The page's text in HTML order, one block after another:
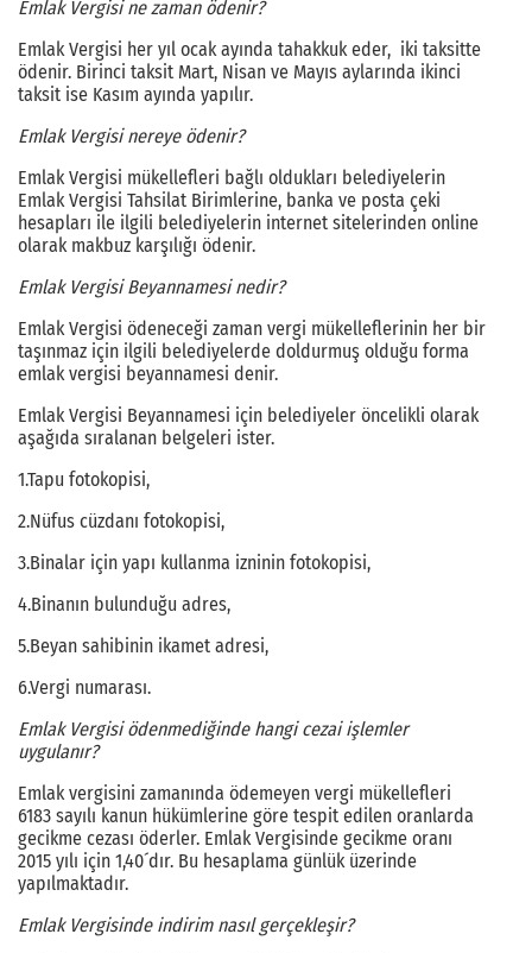
Emlak Vergisi ne zaman ödenir?
Emlak Vergisi her yıl ocak ayında tahakkuk eder, iki taksitte
ödenir. Birinci taksit Mart, Nisan ve Mayıs aylarında ikinci
taksit ise Kasım ayında yapılır.
Emlak Vergisi nereye ödenir?
Emlak Vergisi mükellefleri bağlı oldukları belediyelerin
Emlak Vergisi Tahsilat Birimlerine, banka ve posta çeki
hesapları ile ilgili belediyelerin internet sitelerinden online
olarak makbuz karşılığı ödenir.
Emlak Vergisi Beyannamesi nedir?
Emlak Vergisi ödeneceği zaman vergi mükelleflerinin her bir
taşınmaz için ilgili belediyelerde doldurmuş olduğu forma
emlak vergisi beyannamesi denir.
Emlak Vergisi Beyannamesi için belediyeler öncelikli olarak
aşağıda sıralanan belgeleri ister.
1.Tapu fotokopisi,
2.Nüfus cüzdanı fotokopisi,
3.Binalar için yapı kullanma izninin fotokopisi,
4.Binanın bulunduğu adres,
5.Beyan sahibinin ikamet adresi,
6.Vergi numarası.
Emlak Vergisi ödenmediğinde hangi cezai işlemler
uygulanır?
Emlak vergisini zamanında ödemeyen vergi mükellefleri
6183 sayılı kanun hükümlerine göre tespit edilen oranlarda
gecikme cezası öderler. Emlak Vergisinde gecikme oranı
2015 yılı için 1,40´dır. Bu hesaplama günlük üzerinde
yapılmaktadır.
Emlak Vergisinde indirim nasıl gerçekleşir?